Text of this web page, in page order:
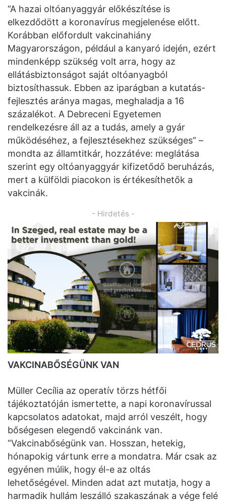
“A hazai oltóanyaggyár előkészítése is
elkezdődött a koronavírus megjelenése előtt.
Korábban előfordult vakcinahiány
Magyarországon, például a kanyaró idején, ezért
mindenképp szükség volt arra, hogy az
ellátásbiztonságot saját oltóanyagból
biztosíthassuk. Ebben az iparágban a kutatás-
fejlesztés aránya magas, meghaladja a 16
százalékot. A Debreceni Egyetemen
rendelkezésre áll az a tudás, amely a gyár
működéséhez, a fejlesztésekhez szükséges” –
mondta az államtitkár, hozzátéve: meglátása
szerint egy oltóanyaggyár kifizetődő beruházás,
mert a külföldi piacokon is értékesíthetők a
vakcinák.
- Hirdetés -
VAKCINABŐSÉGÜNK VAN
Müller Cecília az operatív törzs hétfői
tájékoztatóján ismertette, a napi koronavírussal
kapcsolatos adatokat, majd arról veszélt, hogy
bőségesen elegendő vakcinánk van.
“Vakcinabőségünk van. Hosszan, hetekig,
hónapokig vártunk erre a mondatra. Már csak az
egyénen múlik, hogy él-e az oltás
lehetőségével. Minden adat azt mutatja, hogy a
harmadik hullám leszálló szakaszának a vége felé